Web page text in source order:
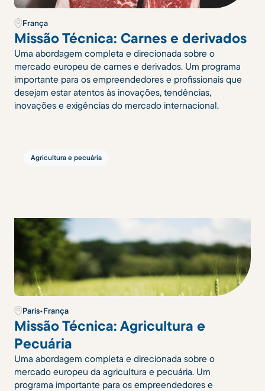
França
Missão Técnica: Carnes e derivados
Uma abordagem completa e direcionada sobre o
mercado europeu de carnes e derivados. Um programa
importante para os empreendedores e profissionais que
desejam estar atentos às inovações, tendências,
inovações e exigências do mercado internacional.
Agricultura e pecuária
Paris•França
Missão Técnica: Agricultura e
Pecuária
Uma abordagem completa e direcionada sobre o
mercado europeu da agricultura e pecuária. Um
programa importante para os empreendedores e